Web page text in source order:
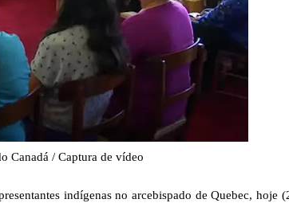
Canadá / Captura de vídeo
indígenas no arcebispado de Quebec, hoje